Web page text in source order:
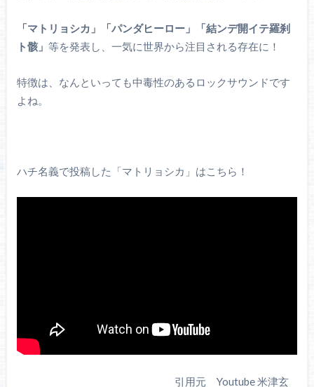
「マトリョシカ」「パンダヒーロー」「結ンデ開イテ羅刹
ト骸」 等を発表し、一気に世界から注目される存在に！
特徴は、なんといっても中毒性のあるロックサウンドです
よね。
ハチ名義で投稿した「マトリョシカ」はこちら！
引用元 Youtube 米津玄